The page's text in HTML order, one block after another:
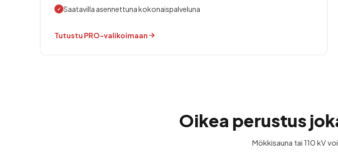
✓ Saatavilla asennettuna kokonaispalveluna
Tutustu PRO-valikoimaan
Oikea perustus
Mökkisauna tai 110 kV